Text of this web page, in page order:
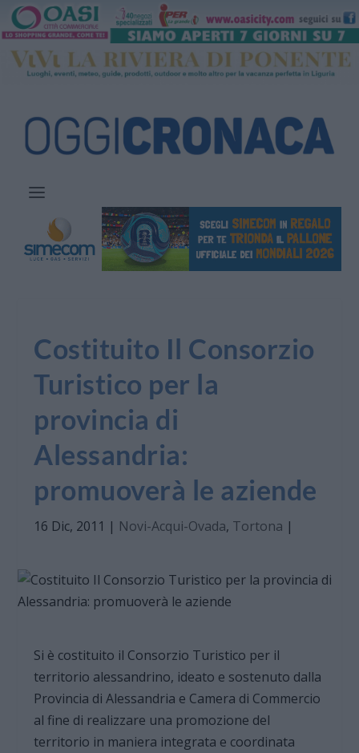
Costituito Il Consorzio
Turistico per la
provincia di
Alessandria:
promuoverà le aziende
16 Dic, 2011 | Novi-Acqui-Ovada, Tortona |
Si è costituito il Consorzio Turistico per il
territorio alessandrino, ideato e sostenuto dalla
Provincia di Alessandria e Camera di Commercio
al fine di realizzare una promozione del
territorio in maniera integrata e coordinata